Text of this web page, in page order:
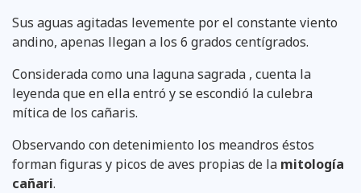
Sus aguas agitadas levemente por el constante viento
andino, apenas llegan a los 6 grados centígrados.
Considerada como una laguna sagrada , cuenta la
leyenda que en ella entró y se escondió la culebra
mítica de los cañaris.
Observando con detenimiento los meandros éstos
forman figuras y picos de aves propias de la mitología
cañari.